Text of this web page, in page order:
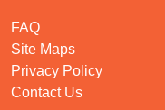
FAQ
Site Maps
Privacy Policy
Contact Us